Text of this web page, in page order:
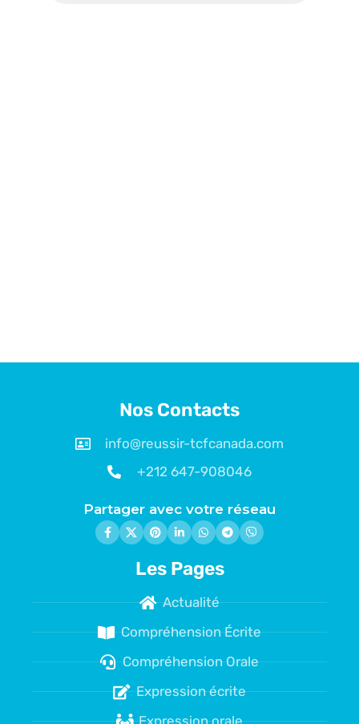
Nos Contacts
info@reussir-tcfcanada.com
+212 647-908046
Partager avec votre réseau
Les Pages
Actualité
Compréhension Écrite
Compréhension Orale
Expression écrite